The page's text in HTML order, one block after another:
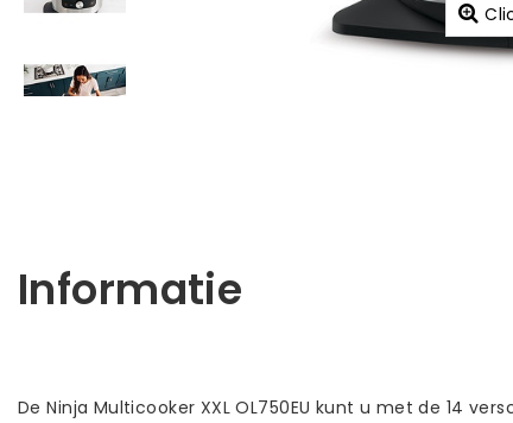
Informatie
De Ninja Multicooker XXL OL750EU kunt u met de 14